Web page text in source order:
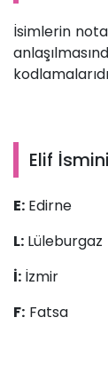
İsimlerin
Elif
E: Edirne
L: Lüleburgaz
İ: İzmir
F: Fatsa